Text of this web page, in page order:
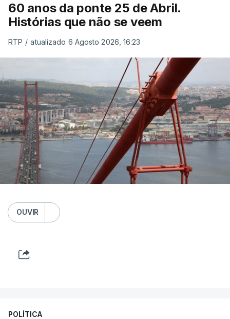
60 anos da ponte 25 de Abril.
Histórias que não se veem
RTP / atualizado 6 Agosto 2026, 16:23
OUVIR
POLÍTICA